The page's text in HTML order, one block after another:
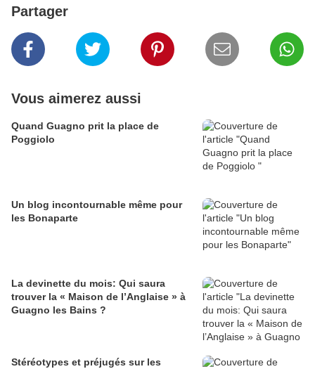
Partager
Vous aimerez aussi
Quand Guagno prit la place de
Poggiolo
Un blog incontournable même pour
les Bonaparte
La devinette du mois: Qui saura
trouver la « Maison de l’Anglaise » à
Guagno les Bains ?
Stéréotypes et préjugés sur les